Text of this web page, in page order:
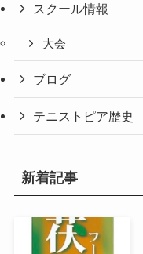
スクール情報
大会
ブログ
テニストピア歴史
新着記事